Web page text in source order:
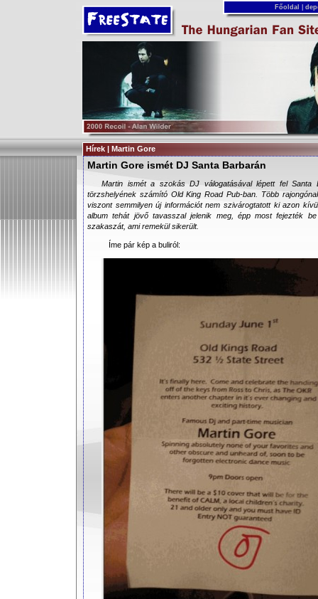
Főoldal
Hírek | Martin Gore
Martin Gore ismét DJ Santa Barbarán
Martin ismét a szokás DJ válogatásával lépett fel Santa
törzshelyének számító Old King Road Pub-ban. Több
viszont semmilyen új információt nem szivárogtatott ki azon
album tehát jövő tavasszal jelenik meg, épp most fejezték
szakaszát, ami remekül sikerült.
Íme pár kép a buliról: